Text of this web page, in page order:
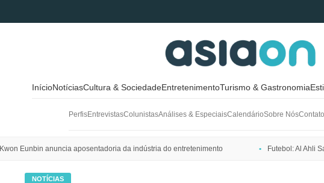
InícioNotíciasCultura & SociedadeEntretenimentoTurismo & Gastronomia
PerfisEntrevistasColunistasAnálises & EspeciaisCalendárioSobre NósContato
Kwon Eunbin anuncia aposentadoria da indústria do entretenimento Futebol: Al Ahli
NOTÍCIAS